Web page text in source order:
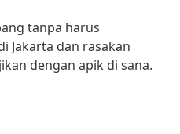
tanpa harus
Jakarta dan rasakan
dengan apik di sana.